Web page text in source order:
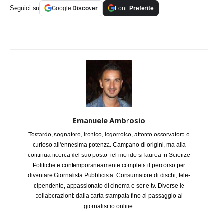
Seguici su Google Discover Fonti Preferite
Emanuele Ambrosio
Testardo, sognatore, ironico, logorroico, attento osservatore e
curioso all'ennesima potenza. Campano di origini, ma alla
continua ricerca del suo posto nel mondo si laurea in Scienze
Politiche e contemporaneamente completa il percorso per
diventare Giornalista Pubblicista. Consumatore di dischi, tele-
dipendente, appassionato di cinema e serie tv. Diverse le
collaborazioni: dalla carta stampata fino al passaggio al
giornalismo online.